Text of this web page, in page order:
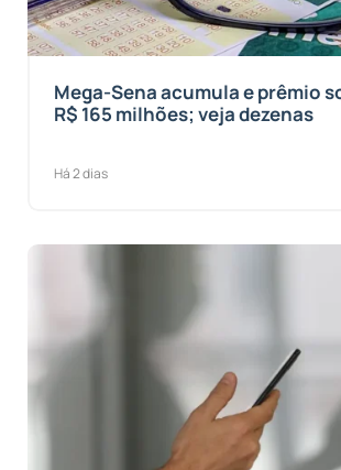
Mega-Sena acumula e prêmio
R$ 165 milhões; veja dezenas
Há 2 dias